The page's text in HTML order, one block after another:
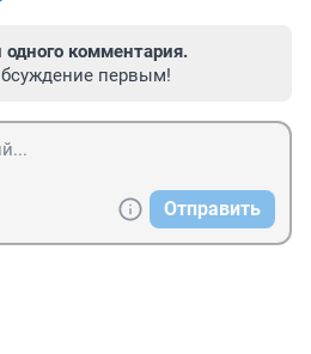
одного комментария.
первым!
Отправить